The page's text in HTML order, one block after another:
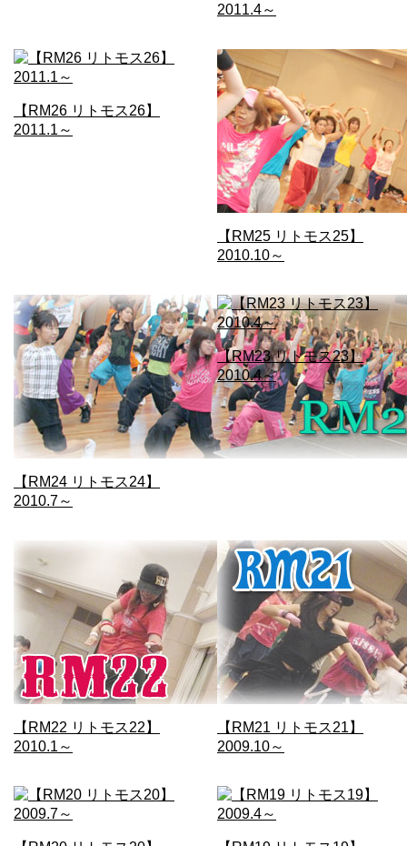
2011.4～
【RM26 リトモス26】
2011.1～
【RM25 リトモス25】
2010.10～
【RM24 リトモス24】
2010.7～
【RM23 リトモス23】
2010.4～
【RM22 リトモス22】
2010.1～
【RM21 リトモス21】
2009.10～